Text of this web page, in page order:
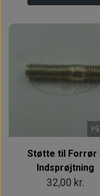
Støtte til Forrør
Indsprøjtning
32,00 kr.